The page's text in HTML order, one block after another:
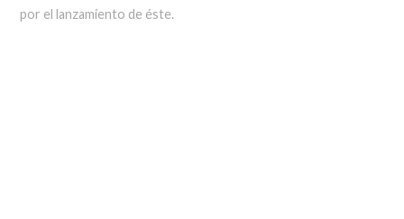
por el lanzamiento de éste.